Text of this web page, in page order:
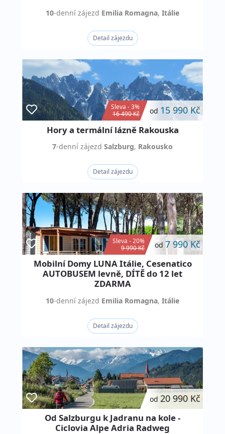
10-denní zájezd Emilia Romagna, Itálie
Detail zájezdu
Sleva - 3%
16 490 Kč
od 15 990 Kč
Hory a termální lázně Rakouska
7-denní zájezd Salzburg, Rakousko
Detail zájezdu
Sleva - 20%
9 990 Kč
od 7 990 Kč
Mobilní Domy LUNA Itálie, Cesenatico
AUTOBUSEM levně, DÍTĚ do 12 let
ZDARMA
10-denní zájezd Emilia Romagna, Itálie
Detail zájezdu
od 20 990 Kč
Od Salzburgu k Jadranu na kole -
Ciclovia Alpe Adria Radweg